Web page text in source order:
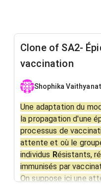
Clone of SA2-
vaccination
Shophika
Une adaptation du
la propagation d'une
processus de
attente et où le
individus Résistants,
immunisés par
On suppose ici une